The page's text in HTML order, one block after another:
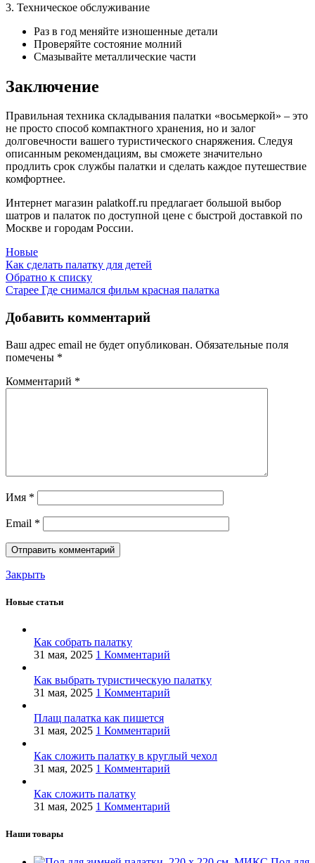
3. Техническое обслуживание
Раз в год меняйте изношенные детали
Проверяйте состояние молний
Смазывайте металлические части
Заключение
Правильная техника складывания палатки «восьмеркой» – это
не просто способ компактного хранения, но и залог
долговечности вашего туристического снаряжения. Следуя
описанным рекомендациям, вы сможете значительно
продлить срок службы палатки и сделать каждое путешествие
комфортнее.
Интернет магазин palatkoff.ru предлагает большой выбор
шатров и палаток по доступной цене с быстрой доставкой по
Москве и городам России.
Новые
Как сделать палатку для детей
Обратно к списку
Старее Где снимался фильм красная палатка
Добавить комментарий
Ваш адрес email не будет опубликован. Обязательные поля
помечены *
Комментарий *
Имя *
Email *
Закрыть
Новые статьи
Как собрать палатку
31 мая, 2025 1 Комментарий
Как выбрать туристическую палатку
31 мая, 2025 1 Комментарий
Плащ палатка как пишется
31 мая, 2025 1 Комментарий
Как сложить палатку в круглый чехол
31 мая, 2025 1 Комментарий
Как сложить палатку
31 мая, 2025 1 Комментарий
Наши товары